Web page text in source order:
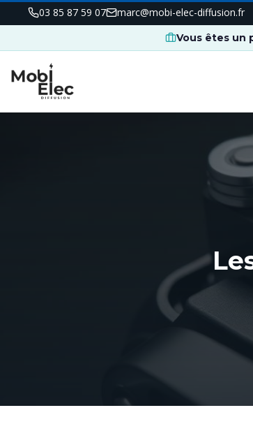
03 85 87 59 07 marc@mobi-elec-diffusion.fr
Vous êtes un